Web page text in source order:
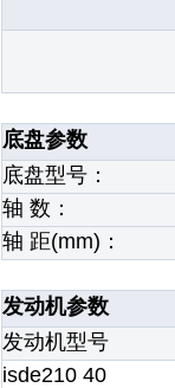
底盘参数
底盘型号：
轴 数：
轴 距(mm)：
发动机参数
发动机型号
isde210 40